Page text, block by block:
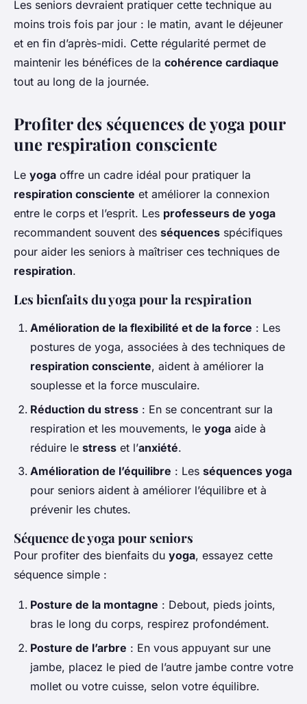
Les seniors devraient pratiquer cette technique au
moins trois fois par jour : le matin, avant le déjeuner
et en fin d’après-midi. Cette régularité permet de
maintenir les bénéfices de la cohérence cardiaque
tout au long de la journée.
Profiter des séquences de yoga pour
une respiration consciente
Le yoga offre un cadre idéal pour pratiquer la
respiration consciente et améliorer la connexion
entre le corps et l’esprit. Les professeurs de yoga
recommandent souvent des séquences spécifiques
pour aider les seniors à maîtriser ces techniques de
respiration.
Les bienfaits du yoga pour la respiration
Amélioration de la flexibilité et de la force : Les
postures de yoga, associées à des techniques de
respiration consciente, aident à améliorer la
souplesse et la force musculaire.
Réduction du stress : En se concentrant sur la
respiration et les mouvements, le yoga aide à
réduire le stress et l’anxiété.
Amélioration de l’équilibre : Les séquences yoga
pour seniors aident à améliorer l’équilibre et à
prévenir les chutes.
Séquence de yoga pour seniors
Pour profiter des bienfaits du yoga, essayez cette
séquence simple :
Posture de la montagne : Debout, pieds joints,
bras le long du corps, respirez profondément.
Posture de l’arbre : En vous appuyant sur une
jambe, placez le pied de l’autre jambe contre votre
mollet ou votre cuisse, selon votre équilibre.